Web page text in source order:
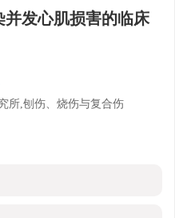
发心肌损害的临床
所,刨伤、烧伤与复合伤